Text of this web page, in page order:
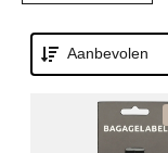
Aanbevolen